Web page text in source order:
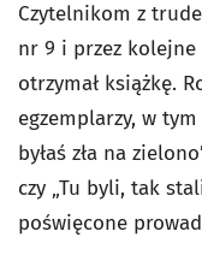
Czytelnikom z
nr 9 i przez kolejne
otrzymał książkę.
egzemplarzy, w
byłaś zła na
czy „Tu byli, tak
poświęcone